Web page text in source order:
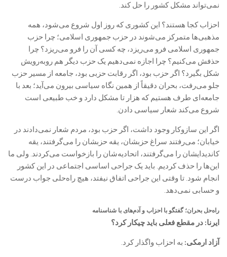
نمی‌تواند مشکل کشور را حل کند.
احزاب کجا هستند؟ این کشوری که روز اول شروع می‌شود، همه
مذهبی‌ها متمرکز می‌شوند در حزب جمهوری اسلامی؛ چرا حزب
جمهوری اسلامی فرو می‌ریزد، چه کسی آن را فرو می‌ریزد؟ چرا
حذفش می‌کنیم؟ چرا اجازه نمی‌دهیم یک حزب دیگر هم روبه‌رویش
شکل بگیرد؟ اگر حزب بود، اگر رقابت حزبی بود، جامعه از مسیر حزب
جلو می‌رفت، بحران دقیقاً از همین نگاه سیاسی بیرون می‌آید؛ بعد با
جامعه‌ای طرف هستیم که هزار تا مشکل دارد و خب طبیعی است
شروع می‌کند شعار سیاسی دادن.
اگر این سازوکار وجود داشت، اگر حزب بود، مردم شعار نمی‌دادند در
خیابان؛ می‌رفتند سراغ حزبشان، یقه حزبشان را می‌گرفتند، یقه
کاندیدایشان را می‌گرفتند، اتحادیه‌شان را بازخواست می‌کردند. ولی ما
این‌ها را حذف کردیم. باید یک جراحی اساسی اجتماعی در این کشور
انجام شود. تا وقتی این جراحی اتفاق نیفتد، هیچ راه‌حلی جواب درست
و حسابی نمی‌دهد.
راه‌حل بحران؛ گفتگو با احزاب و آدم‌های با شناسنامه
ایرنا: در مقطع فعلی باید چیکار کرد؟
آزاد ارمکی: به احزاب واگذار کرد.